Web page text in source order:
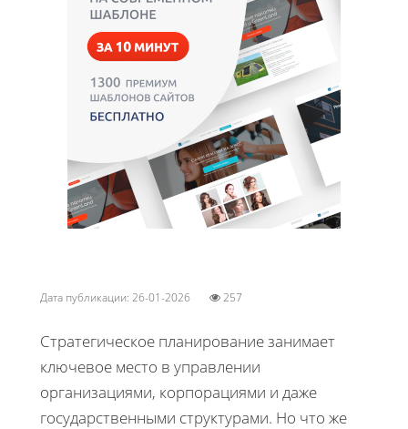
Дата публикации: 26-01-2026 257
Стратегическое планирование занимает
ключевое место в управлении
организациями, корпорациями и даже
государственными структурами. Но что же